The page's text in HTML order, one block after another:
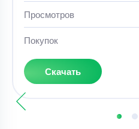
Просмотров
Покупок
Скачать